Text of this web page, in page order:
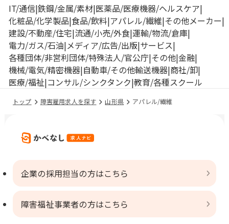
IT/通信 鉄鋼/金属/素材 医薬品/医療機器/ヘルスケア
化粧品/化学製品 食品/飲料 アパレル/繊維 その他メーカー
建設/不動産/住宅 流通/小売/外食 運輸/物流/倉庫
電力/ガス/石油 メディア/広告/出版 サービス
各種団体/非営利団体/特殊法人/官公庁 その他 金融
機械/電気/精密機器 自動車/その他輸送機器 商社/卸
医療/福祉 コンサル/シンクタンク 教育/各種スクール
トップ 障害雇用求人を探す 山形県 アパレル/繊維
企業の採用担当の方はこちら
障害福祉事業者の方はこちら